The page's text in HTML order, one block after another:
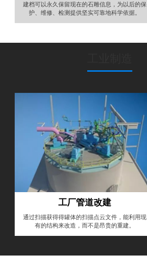
建档可以永久保留现在的石雕信息，为以后的保
护、维修、检测提供坚实可靠地科学依据。
工厂管道改建
通过扫描获得得罐体的扫描点云文件，能利用现
有的结构来改造，而不是昂贵的重建。